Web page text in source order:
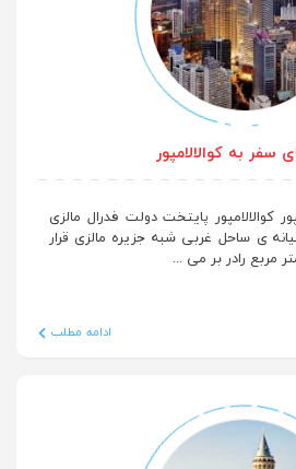
سفر به کوالالامپور
کوالالامپور پایتخت دولت فدرال مالزی
ی ساحل غربی شبه جزیره مالزی قرار
ادامه مطلب